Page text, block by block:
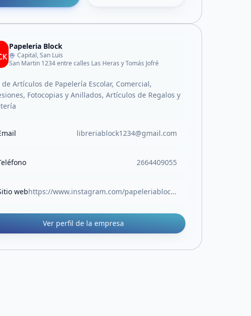
Papeleria Block
Capital, San Luis
San Martin 1234 entre calles Las Heras y Tomás Jofré
de Artículos de Papelería Escolar, Comercial,
Fotocopias y Anillados, Artículos de Regalos y
libreriablock1234@gmail.com
2664409055
web https://www.instagram.com/papeleriablock.sl?igsh=MW05Z3RocjUwOTlvOA%3D%3D
Ver perfil de la empresa